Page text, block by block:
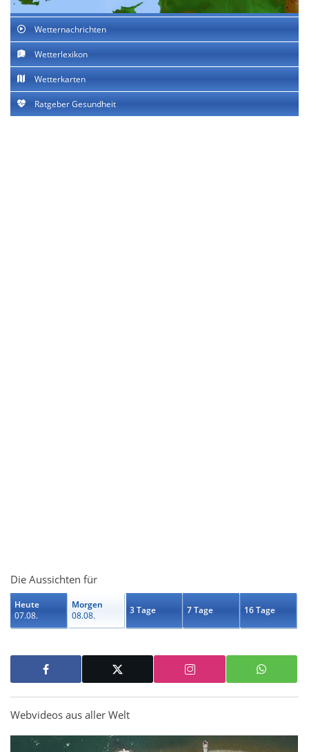
Wetternachrichten
Wetterlexikon
Wetterkarten
Ratgeber Gesundheit
Die Aussichten für
Heute
07.08.
Morgen
08.08.
3 Tage 7 Tage 16 Tage
Webvideos aus aller Welt